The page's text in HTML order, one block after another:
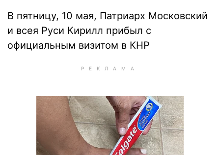
В пятницу, 10 мая, Патриарх Московский
и всея Руси Кирилл прибыл с
официальным визитом в КНР